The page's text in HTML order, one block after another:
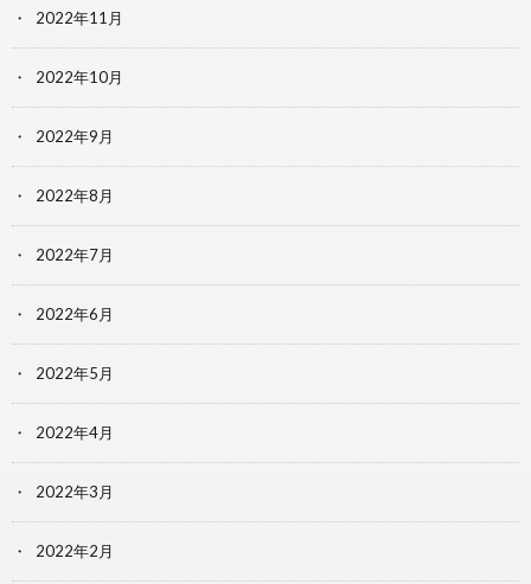
2022年11月
2022年10月
2022年9月
2022年8月
2022年7月
2022年6月
2022年5月
2022年4月
2022年3月
2022年2月